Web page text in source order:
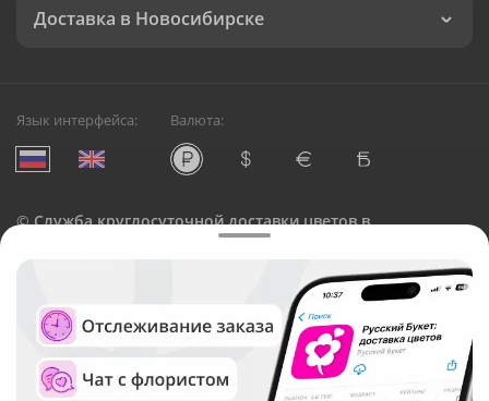
Доставка в Новосибирске
Язык интерфейса: Валюта:
©Служба круглосуточной доставки цветов в
Русский Букет, 2026
Общество с ограниченной ответственностью «Технология»
ОГРН: 1195476081745, ИНН: 5410081997
Юридический адрес: г. Новосибирск, ул. Ипподромская,
д.42, оф. 3